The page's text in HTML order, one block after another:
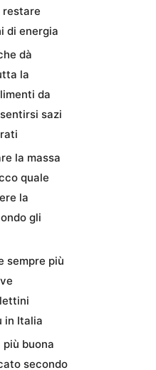
restare
di energia
dà
la
da
sazi
la massa
quale
la
gli
sempre più
in Italia
più buona
secondo